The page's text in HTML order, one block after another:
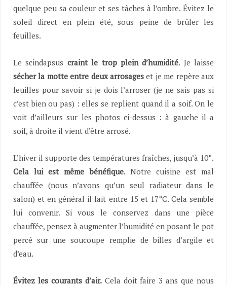
quelque peu sa couleur et ses tâches à l’ombre. Évitez le
soleil direct en plein été, sous peine de brûler les
feuilles.
Le scindapsus craint le trop plein d’humidité. Je laisse
sécher la motte entre deux arrosages et je me repère aux
feuilles pour savoir si je dois l’arroser (je ne sais pas si
c’est bien ou pas) : elles se replient quand il a soif. On le
voit d’ailleurs sur les photos ci-dessus : à gauche il a
soif, à droite il vient d’être arrosé.
L’hiver il supporte des températures fraîches, jusqu’à 10°.
Cela lui est même bénéfique. Notre cuisine est mal
chauffée (nous n’avons qu’un seul radiateur dans le
salon) et en général il fait entre 15 et 17°C. Cela semble
lui convenir. Si vous le conservez dans une pièce
chauffée, pensez à augmenter l’humidité en posant le pot
percé sur une soucoupe remplie de billes d’argile et
d’eau.
Évitez les courants d’air.Cela doit faire 3 ans que nous